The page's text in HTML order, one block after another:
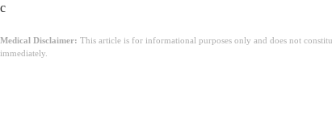
c
Medical Disclaimer: This article is for informational purposes only and does not
immediately.